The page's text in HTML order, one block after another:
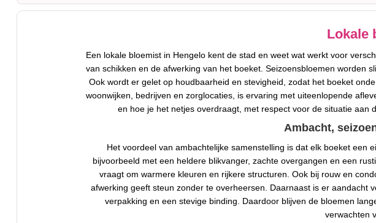
Lokale
Een lokale bloemist in Hengelo kent de stad en weet wat werkt voor
van schikken en de afwerking van het boeket. Seizoensbloemen worden
Ook wordt er gelet op houdbaarheid en stevigheid, zodat het boeket
woonwijken, bedrijven en zorglocaties, is ervaring met uiteenlopende
en hoe je het netjes overdraagt, met respect voor de situatie aan
Ambacht,
Het voordeel van ambachtelijke samenstelling is dat elk boeket een
bijvoorbeeld met een heldere blikvanger, zachte overgangen en een
vraagt om warmere kleuren en rijkere structuren. Ook bij rouw en
afwerking geeft steun zonder te overheersen. Daarnaast is er aandacht
verpakking en een stevige binding. Daardoor blijven de bloemen
verwachten